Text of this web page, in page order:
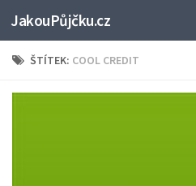
JakouPůjčku.cz
ŠTÍTEK: COOL CREDIT